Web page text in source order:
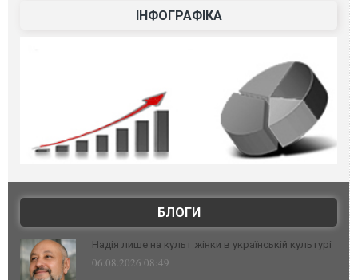
ІНФОГРАФІКА
БЛОГИ
Надія лише на культ жінки в українській культурі
06.08.2026 08:49